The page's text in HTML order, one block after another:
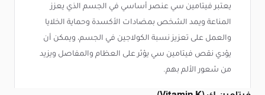
يعتبر فيتامين سي عنصر أساسي في الجسم الذي يعزز
المناعة ويمد الشخص بمضادات الأكسدة وحماية الخلايا
والعمل على تعزيز نسبة الكولاجين في الجسم، ويمكن أن
يؤدي نقص فيتامين سي يؤثر على العظام والمفاصل ويزيد
من شعور الألم بهم.